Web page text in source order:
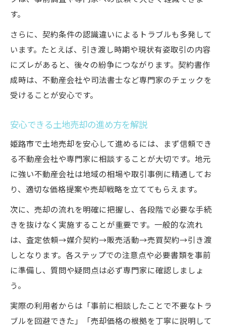
す。
さらに、契約条件の認識違いによるトラブルも多発して
います。たとえば、引き渡し時期や現状有姿取引の内容
にズレがあると、後々の紛争につながります。契約書作
成時は、不動産会社や司法書士など専門家のチェックを
受けることが安心です。
安心できる土地売却の進め方を解説
姫路市で土地売却を安心して進めるには、まず信頼でき
る不動産会社や専門家に相談することが大切です。地元
に強い不動産会社は地域の相場や取引事例に精通してお
り、適切な価格提案や売却戦略を立ててもらえます。
次に、売却の流れを明確に把握し、各段階で必要な手続
きを抜けなく実施することが重要です。一般的な流れ
は、査定依頼→媒介契約→販売活動→売買契約→引き渡
しとなります。各ステップでの注意点や必要書類を事前
に準備し、質問や疑問点は必ず専門家に確認しましょ
う。
実際の利用者からは「事前に相談したことで不要なトラ
ブルを回避できた」「売却価格の根拠を丁寧に説明して